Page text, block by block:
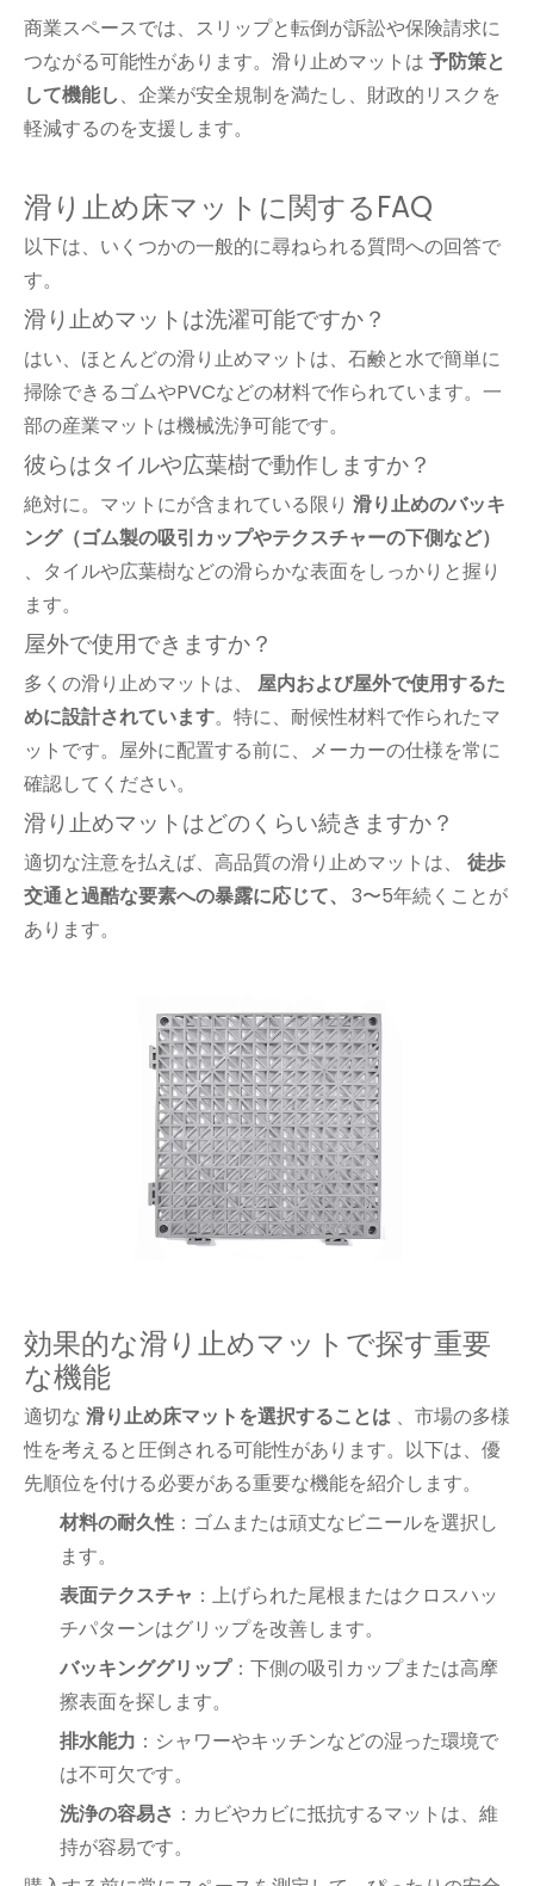
商業スペースでは、スリップと転倒が訴訟や保険請求に
つながる可能性があります。滑り止めマットは 予防策と
して機能し、企業が安全規制を満たし、財政的リスクを
軽減するのを支援します。
滑り止め床マットに関するFAQ
以下は、いくつかの一般的に尋ねられる質問への回答で
す。
滑り止めマットは洗濯可能ですか？
はい、ほとんどの滑り止めマットは、石鹸と水で簡単に
掃除できるゴムやPVCなどの材料で作られています。一
部の産業マットは機械洗浄可能です。
彼らはタイルや広葉樹で動作しますか？
絶対に。マットにが含まれている限り 滑り止めのバッキ
ング（ゴム製の吸引カップやテクスチャーの下側など）
、タイルや広葉樹などの滑らかな表面をしっかりと握り
ます。
屋外で使用できますか？
多くの滑り止めマットは、 屋内および屋外で使用するた
めに設計されています。特に、耐候性材料で作られたマ
ットです。屋外に配置する前に、メーカーの仕様を常に
確認してください。
滑り止めマットはどのくらい続きますか？
適切な注意を払えば、高品質の滑り止めマットは、 徒歩
交通と過酷な要素への暴露に応じて、 3〜5年続くことが
あります。
効果的な滑り止めマットで探す重要
な機能
適切な 滑り止め床マットを選択することは 、市場の多様
性を考えると圧倒される可能性があります。以下は、優
先順位を付ける必要がある重要な機能を紹介します。
材料の耐久性 ：ゴムまたは頑丈なビニールを選択し
ます。
表面テクスチャ ：上げられた尾根またはクロスハッ
チパターンはグリップを改善します。
バッキンググリップ：下側の吸引カップまたは高摩
擦表面を探します。
排水能力 ：シャワーやキッチンなどの湿った環境で
は不可欠です。
洗浄の容易さ ：カビやカビに抵抗するマットは、維
持が容易です。